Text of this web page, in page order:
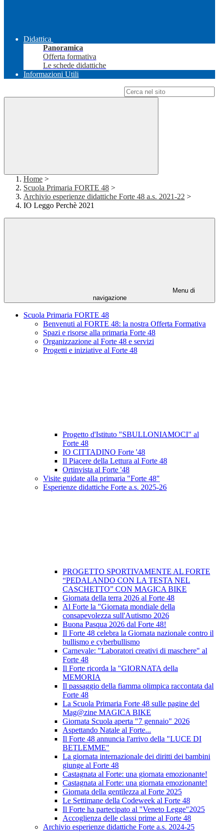
Didattica
Panoramica
Offerta formativa
Le schede didattiche
Informazioni Utili
Home >
Scuola Primaria FORTE 48 >
Archivio esperienze didattiche Forte 48 a.s. 2021-22 >
IO Leggo Perchè 2021
Menu di
navigazione
Scuola Primaria FORTE 48
Benvenuti al FORTE 48: la nostra Offerta Formativa
Spazi e risorse alla primaria Forte 48
Organizzazione al Forte 48 e servizi
Progetti e iniziative al Forte 48
Progetto d'Istituto "SBULLONIAMOCI" al
Forte 48
IO CITTADINO Forte '48
Il Piacere della Lettura al Forte 48
Ortinvista al Forte '48
Visite guidate alla primaria "Forte 48"
Esperienze didattiche Forte a.s. 2025-26
PROGETTO SPORTIVAMENTE AL FORTE
“PEDALANDO CON LA TESTA NEL
CASCHETTO” CON MAGICA BIKE
Giornata della terra 2026 al Forte 48
Al Forte la "Giornata mondiale della
consapevolezza sull'Autismo 2026
Buona Pasqua 2026 dal Forte 48!
Il Forte 48 celebra la Giornata nazionale contro il
bullismo e cyberbullismo
Carnevale: "Laboratori creativi di maschere" al
Forte 48
Il Forte ricorda la "GIORNATA della
MEMORIA
Il passaggio della fiamma olimpica raccontata dal
Forte 48
La Scuola Primaria Forte 48 sulle pagine del
Mag@zine MAGICA BIKE
Giornata Scuola aperta "7 gennaio" 2026
Aspettando Natale al Forte...
Il Forte 48 annuncia l'arrivo della "LUCE DI
BETLEMME"
La giornata internazionale dei diritti dei bambini
giunge al Forte 48
Castagnata al Forte: una giornata emozionante!
Castagnata al Forte: una giornata emozionante!
Giornata della gentilezza al Forte 2025
Le Settimane della Codeweek al Forte 48
Il Forte ha partecipato al "Veneto Legge"2025
Accoglienza delle classi prime al Forte 48
Archivio esperienze didattiche Forte a.s. 2024-25